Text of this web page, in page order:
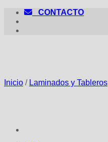
Saltar
contenido
CONTACTO
Inicio / Laminados y Tableros